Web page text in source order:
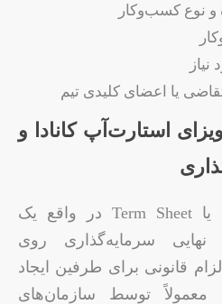
و نوع کسب‌وکار
یا اعضای کلیدی تیم
استارت‌آپ کانادا و
تفاهم‌نامه سرمایه‌گذاری یا Term Sheet در واقع یک
نهایی سرمایه‌گذاری روی
قانونی برای طرفین ایجاد
معمولاً توسط سازمان‌های